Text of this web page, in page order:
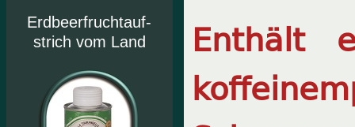
Erdbeerfruchtauf-
strich vom Land
Enthält